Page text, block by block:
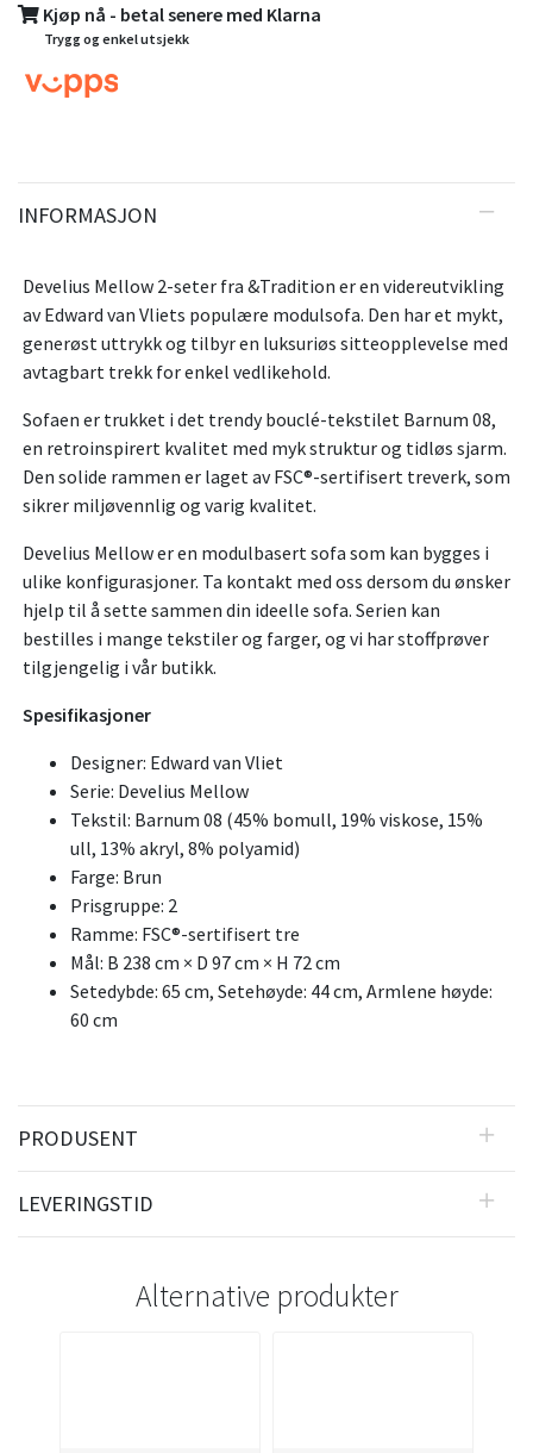
Kjøp nå - betal senere med Klarna
Trygg og enkel utsjekk
INFORMASJON
Develius Mellow 2-seter fra &Tradition er en videreutvikling
av Edward van Vliets populære modulsofa. Den har et mykt,
generøst uttrykk og tilbyr en luksuriøs sitteopplevelse med
avtagbart trekk for enkel vedlikehold.
Sofaen er trukket i det trendy bouclé-tekstilet Barnum 08,
en retroinspirert kvalitet med myk struktur og tidløs sjarm.
Den solide rammen er laget av FSC®-sertifisert treverk, som
sikrer miljøvennlig og varig kvalitet.
Develius Mellow er en modulbasert sofa som kan bygges i
ulike konfigurasjoner. Ta kontakt med oss dersom du ønsker
hjelp til å sette sammen din ideelle sofa. Serien kan
bestilles i mange tekstiler og farger, og vi har stoffprøver
tilgjengelig i vår butikk.
Spesifikasjoner
Designer: Edward van Vliet
Serie: Develius Mellow
Tekstil: Barnum 08 (45% bomull, 19% viskose, 15%
ull, 13% akryl, 8% polyamid)
Farge: Brun
Prisgruppe: 2
Ramme: FSC®-sertifisert tre
Mål: B 238 cm × D 97 cm × H 72 cm
Setedybde: 65 cm, Setehøyde: 44 cm, Armlene høyde:
60 cm
PRODUSENT
LEVERINGSTID
Alternative produkter